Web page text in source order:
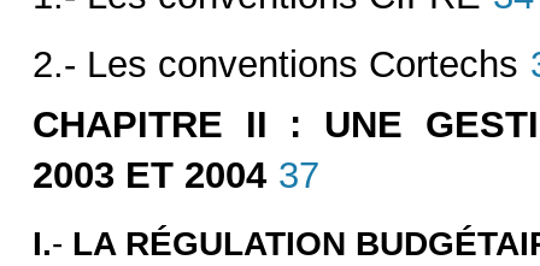
2.- Les conventions Cortechs
CHAPITRE II : UNE
2003 ET 2004 37
I.- LA RÉGULATION